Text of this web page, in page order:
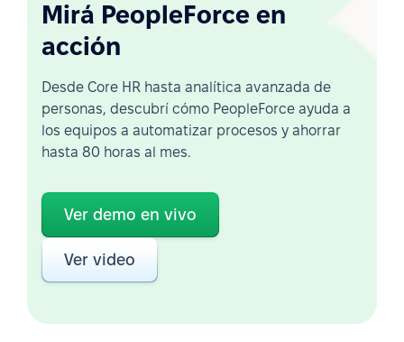
Mirá PeopleForce en
acción
Desde Core HR hasta analítica avanzada de
personas, descubrí cómo PeopleForce ayuda a
los equipos a automatizar procesos y ahorrar
hasta 80 horas al mes.
Ver demo en vivo
Ver video